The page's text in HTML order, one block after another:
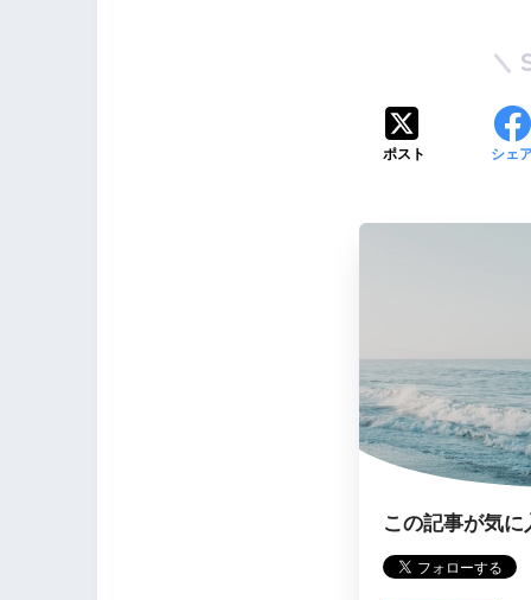
ポスト シェ
この記事が気